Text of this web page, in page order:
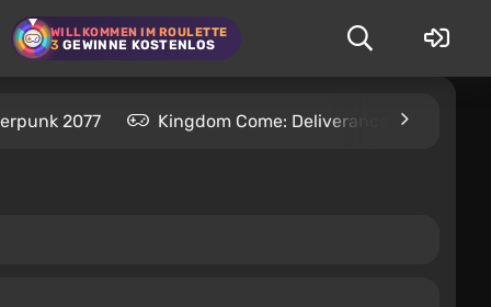
WILLKOMMEN IM ROULETTE
3 GEWINNE KOSTENLOS
2077 Kingdom Come: Deliverance 2